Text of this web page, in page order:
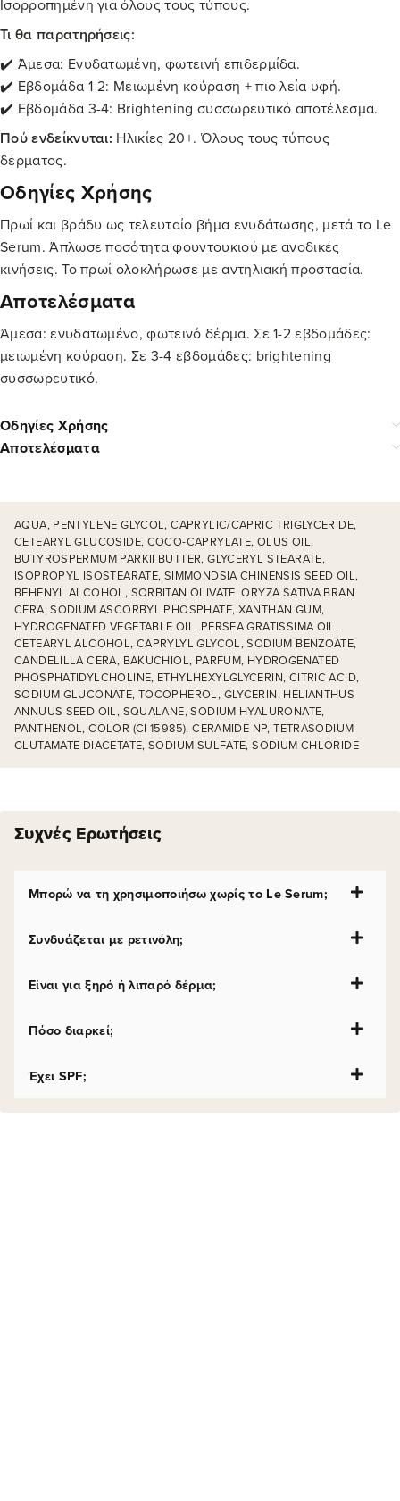
Ισορροπημένη για όλους τους τύπους.
Τι θα παρατηρήσεις:
✔️ Άμεσα: Ενυδατωμένη, φωτεινή επιδερμίδα.
✔️ Εβδομάδα 1-2: Μειωμένη κούραση + πιο λεία υφή.
✔️ Εβδομάδα 3-4: Brightening συσσωρευτικό αποτέλεσμα.
Πού ενδείκνυται: Ηλικίες 20+. Όλους τους τύπους
δέρματος.
Οδηγίες Χρήσης
Πρωί και βράδυ ως τελευταίο βήμα ενυδάτωσης, μετά το Le
Serum. Άπλωσε ποσότητα φουντουκιού με ανοδικές
κινήσεις. Το πρωί ολοκλήρωσε με αντηλιακή προστασία.
Αποτελέσματα
Άμεσα: ενυδατωμένο, φωτεινό δέρμα. Σε 1-2 εβδομάδες:
μειωμένη κούραση. Σε 3-4 εβδομάδες: brightening
συσσωρευτικό.
Οδηγίες Χρήσης
Αποτελέσματα
AQUA, PENTYLENE GLYCOL, CAPRYLIC/CAPRIC TRIGLYCERIDE,
CETEARYL GLUCOSIDE, COCO-CAPRYLATE, OLUS OIL,
BUTYROSPERMUM PARKII BUTTER, GLYCERYL STEARATE,
ISOPROPYL ISOSTEARATE, SIMMONDSIA CHINENSIS SEED OIL,
BEHENYL ALCOHOL, SORBITAN OLIVATE, ORYZA SATIVA BRAN
CERA, SODIUM ASCORBYL PHOSPHATE, XANTHAN GUM,
HYDROGENATED VEGETABLE OIL, PERSEA GRATISSIMA OIL,
CETEARYL ALCOHOL, CAPRYLYL GLYCOL, SODIUM BENZOATE,
CANDELILLA CERA, BAKUCHIOL, PARFUM, HYDROGENATED
PHOSPHATIDYLCHOLINE, ETHYLHEXYLGLYCERIN, CITRIC ACID,
SODIUM GLUCONATE, TOCOPHEROL, GLYCERIN, HELIANTHUS
ANNUUS SEED OIL, SQUALANE, SODIUM HYALURONATE,
PANTHENOL, COLOR (CI 15985), CERAMIDE NP, TETRASODIUM
GLUTAMATE DIACETATE, SODIUM SULFATE, SODIUM CHLORIDE
Συχνές Ερωτήσεις
Μπορώ να τη χρησιμοποιήσω χωρίς το Le Serum;
Συνδυάζεται με ρετινόλη;
Είναι για ξηρό ή λιπαρό δέρμα;
Πόσο διαρκεί;
Έχει SPF;